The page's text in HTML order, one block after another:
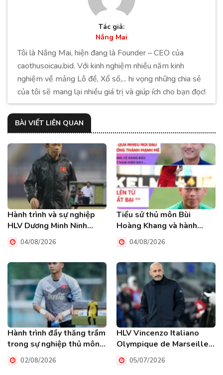
Tác giả:
Nắng Mai
Tôi là Nắng Mai, hiện đang là Founder – CEO của
caothusoicau.bid. Với kinh nghiệm nhiều năm kinh
nghiệm về mảng Lô đề, Xổ số,... hi vọng những chia sẻ
của tôi sẽ mang lại nhiều giá trị và giúp ích cho bạn đọc!
BÀI VIẾT LIÊN QUAN
Hành trình và sự nghiệp
HLV Dương Minh Ninh
người cận vệ trung thành
HAGL04/08/2026
Tiểu sử thủ môn Bùi
Hoàng Khang và hành
trình chinh phục đỉnh cao
04/08/2026
Hành trình đầy thăng trầm
trong sự nghiệp thủ môn
Phạm Văn Cường
02/08/2026
HLV Vincenzo Italiano
Olympique de Marseille
và hành trình rực lửa tại
Pháp05/07/2026